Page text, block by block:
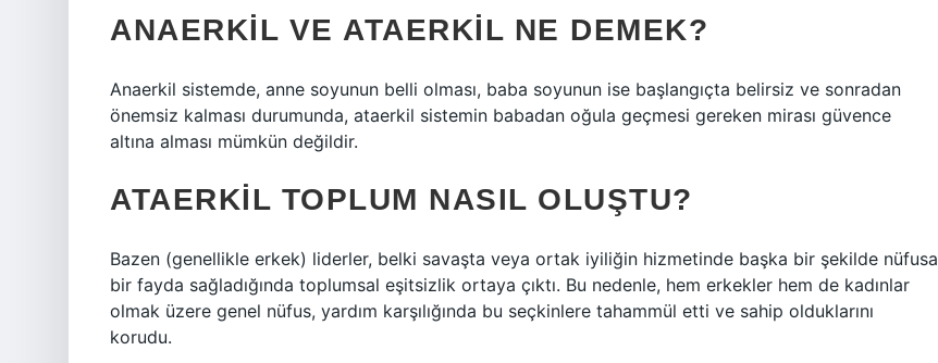
ANAERKIL VE ATAERKIL NE DEMEK?
Anaerkil sistemde, anne soyunun belli olması, baba soyunun ise başlangıçta belirsiz ve sonradan
önemsiz kalması durumunda, ataerkil sistemin babadan oğula geçmesi gereken mirası güvence
altına alması mümkün değildir.
ATAERKIL TOPLUM NASIL OLUŞTU?
Bazen (genellikle erkek) liderler, belki savaşta veya ortak iyiliğin hizmetinde başka bir şekilde nüfusa
bir fayda sağladığında toplumsal eşitsizlik ortaya çıktı. Bu nedenle, hem erkekler hem de kadınlar
olmak üzere genel nüfus, yardım karşılığında bu seçkinlere tahammül etti ve sahip olduklarını
korudu.